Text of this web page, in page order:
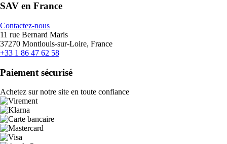
SAV en France
Contactez-nous
11 rue Bernard Maris
37270 Montlouis-sur-Loire, France
+33 1 86 47 62 58
Paiement sécurisé
Achetez sur notre site en toute confiance